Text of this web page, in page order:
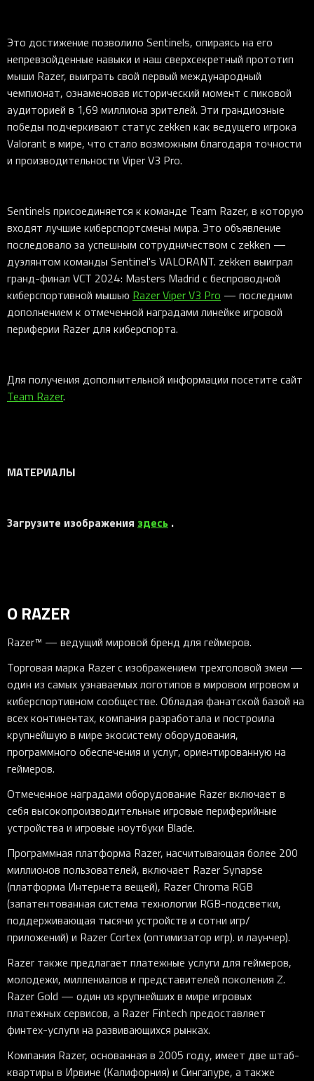
Это достижение позволило Sentinels, опираясь на его
непревзойденные навыки и наш сверхсекретный прототип
мыши Razer, выиграть свой первый международный
чемпионат, ознаменовав исторический момент с пиковой
аудиторией в 1,69 миллиона зрителей. Эти грандиозные
победы подчеркивают статус zekken как ведущего игрока
Valorant в мире, что стало возможным благодаря точности
и производительности Viper V3 Pro.
Sentinels присоединяется к команде Team Razer, в которую
входят лучшие киберспортсмены мира. Это объявление
последовало за успешным сотрудничеством с zekken —
дуэлянтом команды Sentinel's VALORANT. zekken выиграл
гранд-финал VCT 2024: Masters Madrid с беспроводной
киберспортивной мышью Razer Viper V3 Pro — последним
дополнением к отмеченной наградами линейке игровой
периферии Razer для киберспорта.
Для получения дополнительной информации посетите сайт
Team Razer.
МАТЕРИАЛЫ
Загрузите изображения здесь .
О RAZER
Razer™ — ведущий мировой бренд для геймеров.
Торговая марка Razer с изображением трехголовой змеи —
один из самых узнаваемых логотипов в мировом игровом и
киберспортивном сообществе. Обладая фанатской базой на
всех континентах, компания разработала и построила
крупнейшую в мире экосистему оборудования,
программного обеспечения и услуг, ориентированную на
геймеров.
Отмеченное наградами оборудование Razer включает в
себя высокопроизводительные игровые периферийные
устройства и игровые ноутбуки Blade.
Программная платформа Razer, насчитывающая более 200
миллионов пользователей, включает Razer Synapse
(платформа Интернета вещей), Razer Chroma RGB
(запатентованная система технологии RGB-подсветки,
поддерживающая тысячи устройств и сотни игр/
приложений) и Razer Cortex (оптимизатор игр). и лаунчер).
Razer также предлагает платежные услуги для геймеров,
молодежи, миллениалов и представителей поколения Z.
Razer Gold — один из крупнейших в мире игровых
платежных сервисов, а Razer Fintech предоставляет
финтех-услуги на развивающихся рынках.
Компания Razer, основанная в 2005 году, имеет две штаб-
квартиры в Ирвине (Калифорния) и Сингапуре, а также